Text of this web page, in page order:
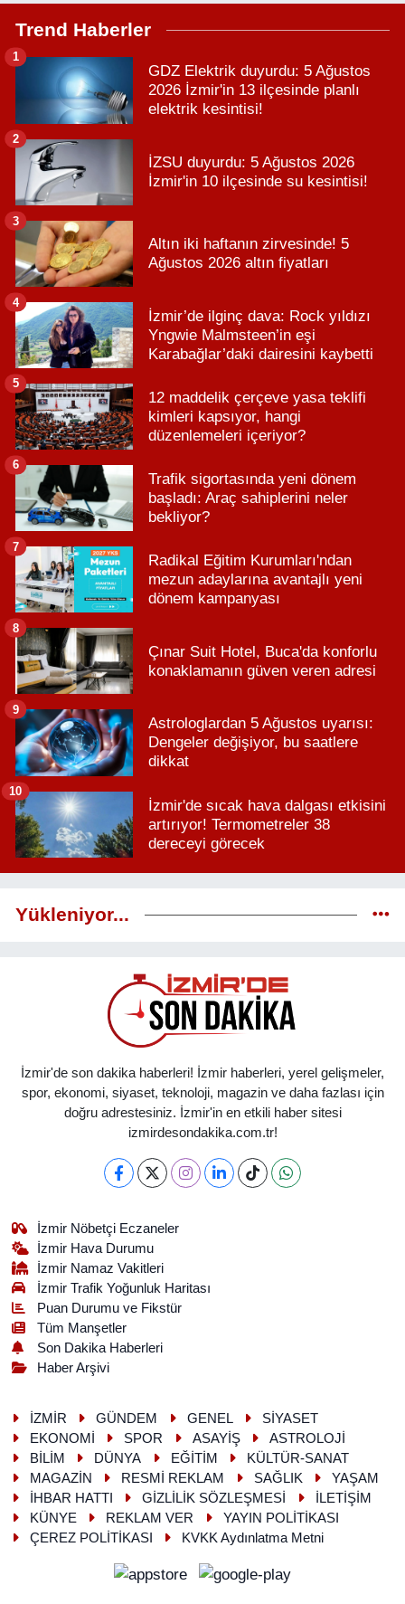
Trend Haberler
GDZ Elektrik duyurdu: 5 Ağustos
2026 İzmir'in 13 ilçesinde planlı
elektrik kesintisi!
1
İZSU duyurdu: 5 Ağustos 2026
İzmir'in 10 ilçesinde su kesintisi!
2
Altın iki haftanın zirvesinde! 5
Ağustos 2026 altın fiyatları
3
İzmir’de ilginç dava: Rock yıldızı
Yngwie Malmsteen’in eşi
Karabağlar’daki dairesini kaybetti
4
12 maddelik çerçeve yasa teklifi
kimleri kapsıyor, hangi
düzenlemeleri içeriyor?
5
Trafik sigortasında yeni dönem
başladı: Araç sahiplerini neler
bekliyor?
6
Radikal Eğitim Kurumları'ndan
mezun adaylarına avantajlı yeni
dönem kampanyası
7
Çınar Suit Hotel, Buca'da konforlu
konaklamanın güven veren adresi
8
Astrologlardan 5 Ağustos uyarısı:
Dengeler değişiyor, bu saatlere
dikkat
9
İzmir'de sıcak hava dalgası etkisini
artırıyor! Termometreler 38
dereceyi görecek
10
Yükleniyor...
İzmir'de son dakika haberleri! İzmir haberleri, yerel gelişmeler,
spor, ekonomi, siyaset, teknoloji, magazin ve daha fazlası için
doğru adrestesiniz. İzmir'in en etkili haber sitesi
izmirdesondakika.com.tr!
İzmir Nöbetçi Eczaneler
İzmir Hava Durumu
İzmir Namaz Vakitleri
İzmir Trafik Yoğunluk Haritası
Puan Durumu ve Fikstür
Tüm Manşetler
Son Dakika Haberleri
Haber Arşivi
İZMİR GÜNDEM GENEL
SİYASET
EKONOMİ
SPOR ASAYİŞ
ASTROLOJİ
BİLİM
DÜNYA EĞİTİM
KÜLTÜR-SANAT
MAGAZİN
RESMİ REKLAM SAĞLIK
YAŞAM
İHBAR HATTI
GİZLİLİK SÖZLEŞMESİ
İLETİŞİM
KÜNYE
REKLAM VER
YAYIN POLİTİKASI
ÇEREZ POLİTİKASI
KVKK Aydınlatma Metni